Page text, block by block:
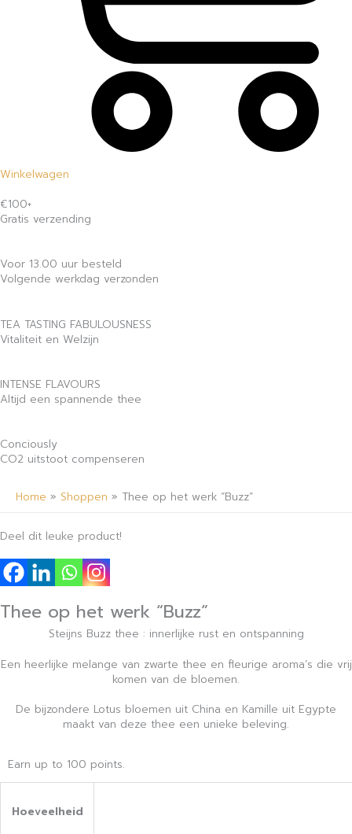
Winkelwagen
€100+
Gratis verzending
Voor 13.00 uur besteld
Volgende werkdag verzonden
TEA TASTING FABULOUSNESS
Vitaliteit en Welzijn
INTENSE FLAVOURS
Altijd een spannende thee
Conciously
CO2 uitstoot compenseren
Home » Shoppen » Thee op het werk “Buzz”
Deel dit leuke product!
Thee op het werk “Buzz”
Steijns Buzz thee : innerlijke rust en ontspanning
Een heerlijke melange van zwarte thee en fleurige aroma’s die vrij
komen van de bloemen.
De bijzondere Lotus bloemen uit China en Kamille uit Egypte
maakt van deze thee een unieke beleving.
Earn up to 100 points.
Hoeveelheid